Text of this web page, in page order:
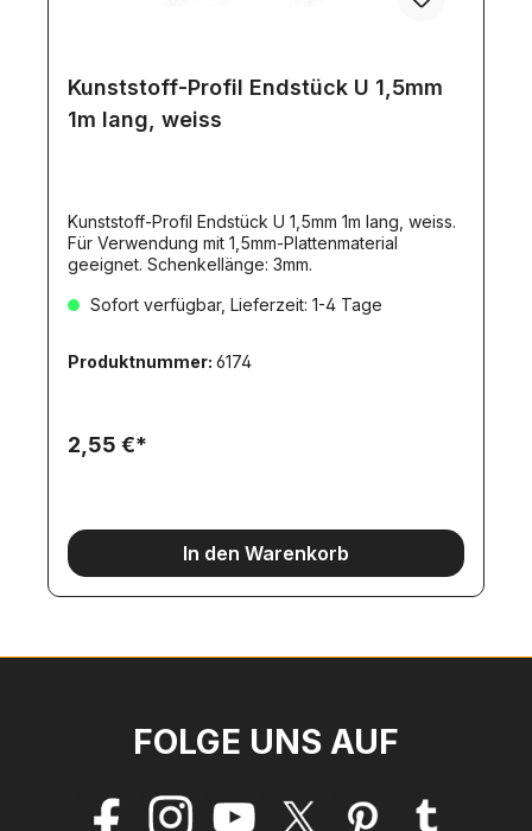
Kunststoff-Profil Endstück U 1,5mm
1m lang, weiss
Kunststoff-Profil Endstück U 1,5mm 1m lang, weiss.
Für Verwendung mit 1,5mm-Plattenmaterial
geeignet. Schenkellänge: 3mm.
Sofort verfügbar, Lieferzeit: 1-4 Tage
Produktnummer: 6174
2,55 €*
In den Warenkorb
FOLGE UNS AUF